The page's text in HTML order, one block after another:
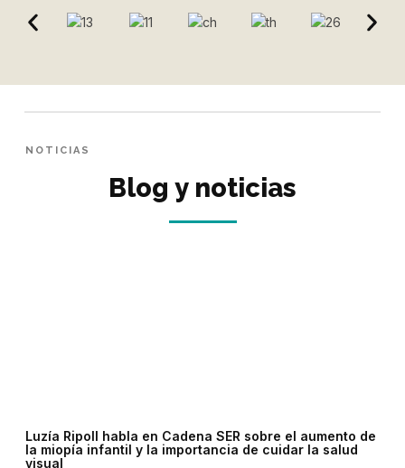
NOTICIAS
Blog y noticias
Luzía Ripoll habla en Cadena SER sobre el aumento de
la miopía infantil y la importancia de cuidar la salud
visual